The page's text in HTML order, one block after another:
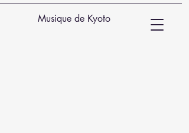
Musique de Kyoto